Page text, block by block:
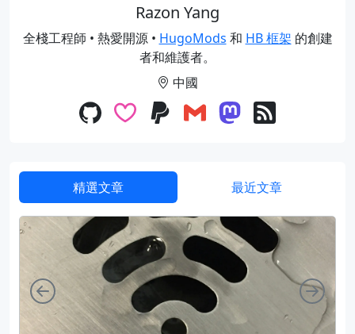
Razon Yang
全棧工程師 • 熱愛開源 • HugoMods 和 HB 框架 的創建
者和維護者。
中國
精選文章 最近文章
向左 向右